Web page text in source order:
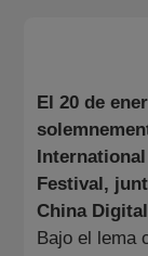
CN
DE
El 20 de
Festival,
China
Bajo el lema